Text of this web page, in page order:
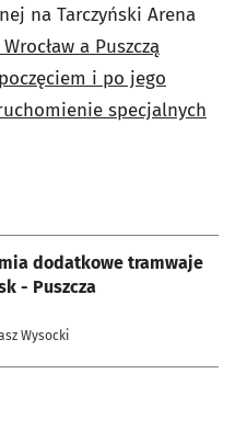
na Tarczyński Arena
a Puszczą
i po jego
specjalnych
dodatkowe tramwaje
- Puszcza
Wysocki